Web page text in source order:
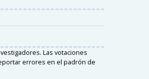
Las votaciones
errores en el padrón de